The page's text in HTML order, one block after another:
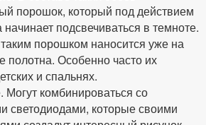
порошок, который под действием
подсвечиваться в темноте.
порошком наносится уже на
полотна. Особенно часто их
и спальнях.
комбинироваться со
светодиодами, которые своими